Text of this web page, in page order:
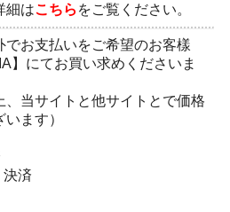
細はこちら をご覧ください。
でお支払いをご希望のお客樣
】にてお買い求めくださいま
、当サイトと他サイトとで価格
ます）
済